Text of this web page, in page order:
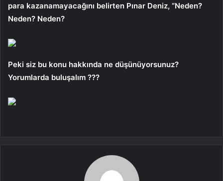
para kazanamayacağını belirten Pınar Deniz, “Neden?
Neden? Neden?
Peki siz bu konu hakkında ne düşünüyorsunuz?
Yorumlarda buluşalım ???